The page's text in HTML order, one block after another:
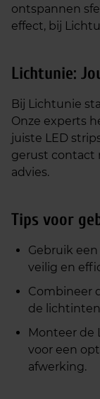
ontspannen
effect, bij
Lichtunie:
Bij Lichtunie
Onze experts
juiste LED
gerust contact
advies.
Tips voor
Gebruik
veilig en
Combineer
de
Monteer de
voor een
afwerking.